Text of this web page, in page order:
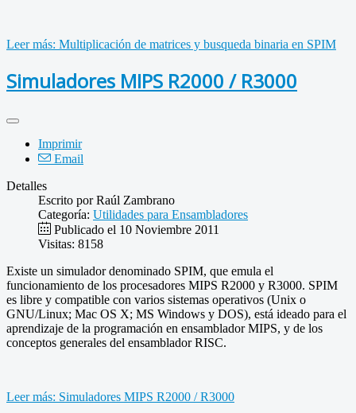
Leer más: Multiplicación de matrices y busqueda binaria en SPIM
Simuladores MIPS R2000 / R3000
Imprimir
Email
Detalles
Escrito porRaúl Zambrano
Categoría: Utilidades para Ensambladores
Publicado el 10 Noviembre 2011
Visitas: 8158
Existe un simulador denominado SPIM, que emula el
funcionamiento de los procesadores MIPS R2000 y R3000. SPIM
es libre y compatible con varios sistemas operativos (Unix o
GNU/Linux; Mac OS X; MS Windows y DOS), está ideado para el
aprendizaje de la programación en ensamblador MIPS, y de los
conceptos generales del ensamblador RISC.
Leer más: Simuladores MIPS R2000 / R3000